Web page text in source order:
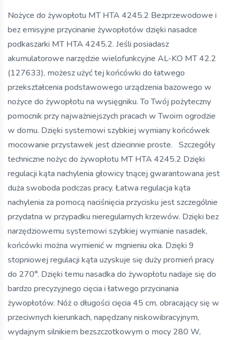
Nożyce do żywopłotu MT HTA 4245.2 Bezprzewodowe i
bez emisyjne przycinanie żywopłotów dzięki nasadce
podkaszarki MT HTA 4245.2. Jeśli posiadasz
akumulatorowe narzędzie wielofunkcyjne AL-KO MT 42.2
(127633), możesz użyć tej końcówki do łatwego
przekształcenia podstawowego urządzenia bazowego w
nożyce do żywopłotu na wysięgniku. To Twój pożyteczny
pomocnik przy najważniejszych pracach w Twoim ogrodzie
w domu. Dzięki systemowi szybkiej wymiany końcówek
mocowanie przystawek jest dziecinnie proste. Szczegóły
techniczne nożyc do żywopłotu MT HTA 4245.2 Dzięki
regulacji kąta nachylenia głowicy tnącej gwarantowana jest
duża swoboda podczas pracy. Łatwa regulacja kąta
nachylenia za pomocą naciśnięcia przycisku jest szczególnie
przydatna w przypadku nieregularnych krzewów. Dzięki bez
narzędziowemu systemowi szybkiej wymianie nasadek,
końcówki można wymienić w mgnieniu oka. Dzięki 9
stopniowej regulacji kąta uzyskuje się duży promień pracy
do 270°. Dzięki temu nasadka do żywopłotu nadaje się do
bardzo precyzyjnego cięcia i łatwego przycinania
żywopłotów. Nóż o długości cięcia 45 cm, obracający się w
przeciwnych kierunkach, napędzany niskowibracyjnym,
wydajnym silnikiem bezszczotkowym o mocy 280 W,